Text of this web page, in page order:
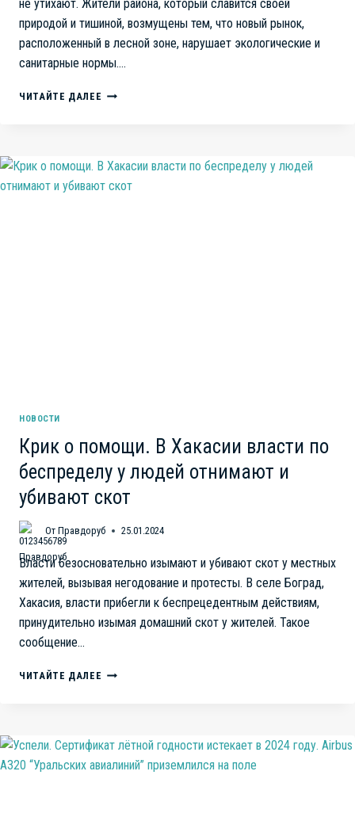
не утихают. Жители района, который славится своей
природой и тишиной, возмущены тем, что новый рынок,
расположенный в лесной зоне, нарушает экологические и
санитарные нормы….
ЧИТАЙТЕ ДАЛЕЕ ВОЗМУЩЕНИЕ
С ОТКРЫТИЕМ
ОПТОВОГО
НОВОСТИ
Крик о помощи. В Хакасии власти по
беспределу у людей отнимают и
убивают скот
От Правдоруб 25.01.2024
Власти безосновательно изымают и убивают скот у местных
жителей, вызывая негодование и протесты. В селе Боград,
Хакасия, власти прибегли к беспрецедентным действиям,
принудительно изымая домашний скот у жителей. Такое
сообщение…
ЧИТАЙТЕ ДАЛЕЕ КРИК
ВЛАСТИ
ПО